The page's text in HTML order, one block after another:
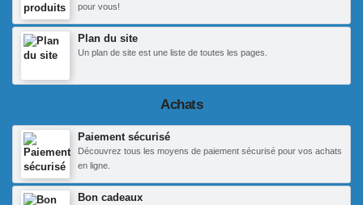
pour vous!
Plan du site
Un plan de site est une liste de toutes les pages.
Achats
Paiement sécurisé
Découvrez tous les moyens de paiement sécurisé pour vos achats
en ligne.
Bon cadeaux